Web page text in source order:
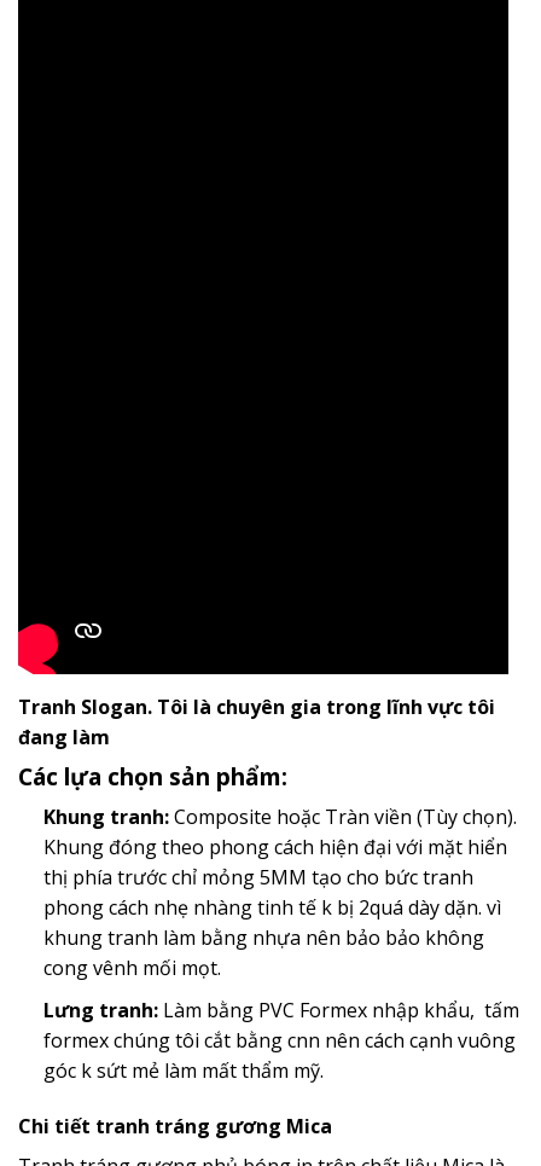
Tranh Slogan. Tôi là chuyên gia trong lĩnh vực tôi
đang làm
Các lựa chọn sản phẩm:
Khung tranh:Composite hoặc Tràn viền (Tùy chọn).
Khung đóng theo phong cách hiện đại với mặt hiển
thị phía trước chỉ mỏng 5MM tạo cho bức tranh
phong cách nhẹ nhàng tinh tế k bị 2quá dày dặn. vì
khung tranh làm bằng nhựa nên bảo bảo không
cong vênh mối mọt.
Lưng tranh:Làm bằng PVC Formex nhập khẩu, tấm
formex chúng tôi cắt bằng cnn nên cách cạnh vuông
góc k sứt mẻ làm mất thẩm mỹ.
Chi tiết tranh tráng gương Mica